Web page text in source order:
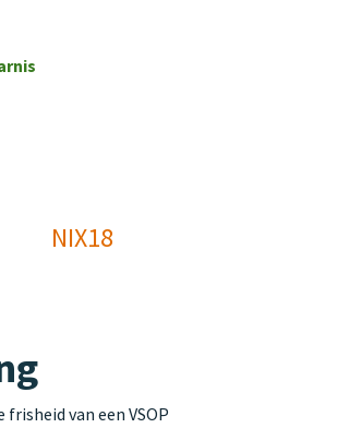
NIX18
van een VSOP